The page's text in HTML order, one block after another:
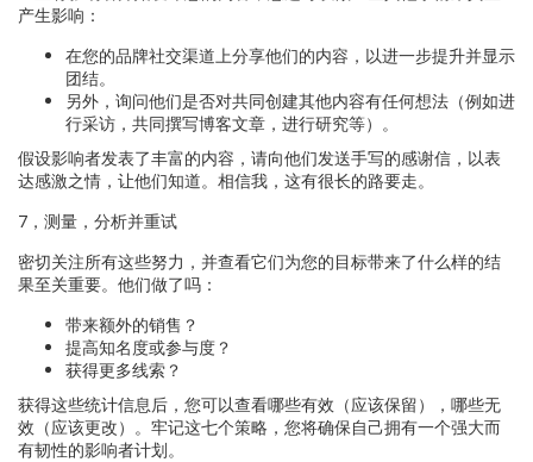
产生影响：
在您的品牌社交渠道上分享他们的内容，以进一步提升并显示
团结。
另外，询问他们是否对共同创建其他内容有任何想法（例如进
行采访，共同撰写博客文章，进行研究等）。
假设影响者发表了丰富的内容，请向他们发送手写的感谢信，以表
达感激之情，让他们知道。相信我，这有很长的路要走。
7，测量，分析并重试
密切关注所有这些努力，并查看它们为您的目标带来了什么样的结
果至关重要。他们做了吗：
带来额外的销售？
提高知名度或参与度？
获得更多线索？
获得这些统计信息后，您可以查看哪些有效（应该保留），哪些无
效（应该更改）。牢记这七个策略，您将确保自己拥有一个强大而
有韧性的影响者计划。